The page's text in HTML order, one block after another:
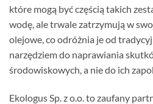
które mogą być częścią takich
wodę, ale trwale zatrzymują w
olejowe, co odróżnia je od
narzędziem do naprawiania
środowiskowych, a nie do ich
Ekologus Sp. z o.o. to zaufany